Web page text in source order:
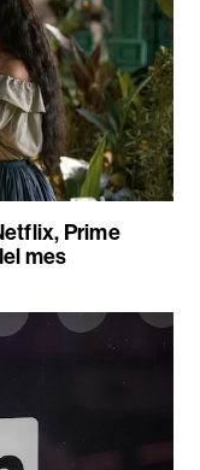
Prime
mes